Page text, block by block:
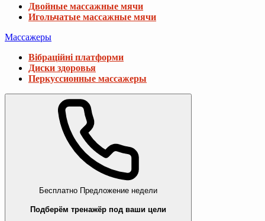
Двойные массажные мячи
Игольчатые массажные мячи
Массажеры
Вібраційні платформи
Диски здоровья
Перкуссионные массажеры
Бесплатно Предложение недели
Подберём тренажёр под ваши цели